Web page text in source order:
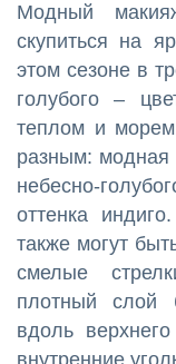
Модный
скупиться на
этом сезоне в
голубого –
теплом и
разным: модная
небесно-
оттенка
также могут
смелые
плотный слой
вдоль